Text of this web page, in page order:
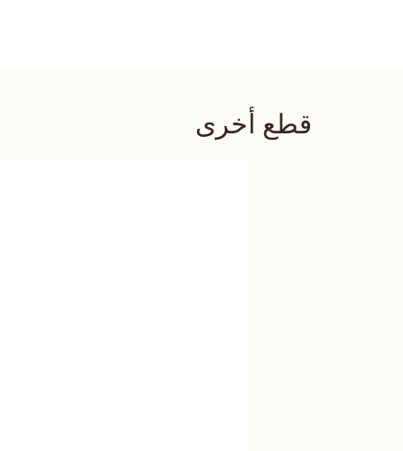
قطع أخرى